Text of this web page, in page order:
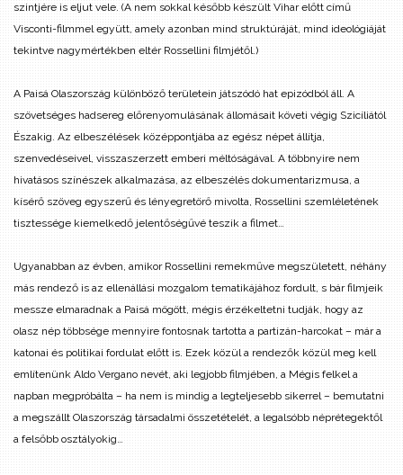
szintjére is eljut vele. (A nem sokkal később készült Vihar előtt című
Visconti-filmmel együtt, amely azonban mind struktúráját, mind ideológiáját
tekintve nagymértékben eltér Rossellini filmjétől.)
A Paisá Olaszország különböző területein játszódó hat epizódból áll. A
szövetséges hadsereg előrenyomulásának állomásait követi végig Szicíliától
Északig. Az elbeszélések középpontjába az egész népet állítja,
szenvedéseivel, visszaszerzett emberi méltóságával. A többnyire nem
hivatásos színészek alkalmazása, az elbeszélés dokumentarizmusa, a
kísérő szöveg egyszerű és lényegretörő mivolta, Rossellini szemléletének
tisztessége kiemelkedő jelentőségűvé teszik a filmet…
Ugyanabban az évben, amikor Rossellini remekműve megszületett, néhány
más rendező is az ellenállási mozgalom tematikájához fordult, s bár filmjeik
messze elmaradnak a Paisá mögött, mégis érzékeltetni tudják, hogy az
olasz nép többsége mennyire fontosnak tartotta a partizán-harcokat – már a
katonai és politikai fordulat előtt is. Ezek közül a rendezők közül meg kell
említenünk Aldo Vergano nevét, aki legjobb filmjében, a Mégis felkel a
napban megpróbálta – ha nem is mindig a legteljesebb sikerrel – bemutatni
a megszállt Olaszország társadalmi összetételét, a legalsóbb néprétegektől
a felsőbb osztályokig…